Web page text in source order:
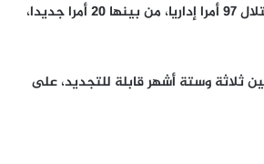
وأضاف “على صعيد عدد أوامر الاعتقال الإداري، فقد أصدرت سلطات الاحتلال 97 أمرا إداريا، من بينها 20 أمرا جديدا،
ثلاثة وستة أشهر قابلة للتجديد، على